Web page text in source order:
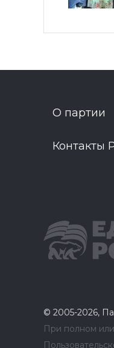
О партии
Контакты
© 2005-2026,
При полном или